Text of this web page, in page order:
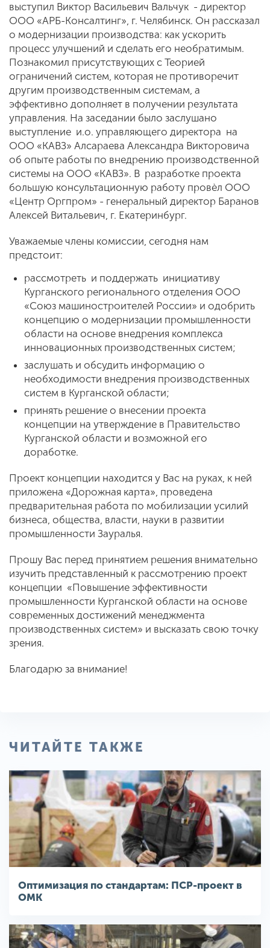
выступил Виктор Васильевич Вальчук - директор
ООО «АРБ-Консалтинг», г. Челябинск. Он рассказал
о модернизации производства: как ускорить
процесс улучшений и сделать его необратимым.
Познакомил присутствующих с Теорией
ограничений систем, которая не противоречит
другим производственным системам, а
эффективно дополняет в получении результата
управления. На заседании было заслушано
выступление и.о. управляющего директора на
ООО «КАВЗ» Алсараева Александра Викторовича
об опыте работы по внедрению производственной
системы на ООО «КАВЗ». В разработке проекта
большую консультационную работу провѐл ООО
«Центр Оргпром» - генеральный директор Баранов
Алексей Витальевич, г. Екатеринбург.
Уважаемые члены комиссии, сегодня нам
предстоит:
рассмотреть и поддержать инициативу
Курганского регионального отделения ООО
«Союз машиностроителей России» и одобрить
концепцию о модернизации промышленности
области на основе внедрения комплекса
инновационных производственных систем;
заслушать и обсудить информацию о
необходимости внедрения производственных
систем в Курганской области;
принять решение о внесении проекта
концепции на утверждение в Правительство
Курганской области и возможной его
доработке.
Проект концепции находится у Вас на руках, к ней
приложена «Дорожная карта», проведена
предварительная работа по мобилизации усилий
бизнеса, общества, власти, науки в развитии
промышленности Зауралья.
Прошу Вас перед принятием решения внимательно
изучить представленный к рассмотрению проект
концепции «Повышение эффективности
промышленности Курганской области на основе
современных достижений менеджмента
производственных систем» и высказать свою точку
зрения.
Благодарю за внимание!
ЧИТАЙТЕ ТАКЖЕ
Оптимизация по стандартам: ПСР-проект в
ОМК